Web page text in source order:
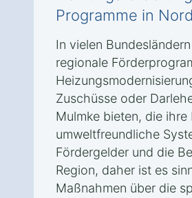
Programme in
In vielen
regionale
Zuschüsse oder
Mulmke bieten, die
umweltfreundliche
Fördergelder und die
Region, daher ist es
Maßnahmen über die